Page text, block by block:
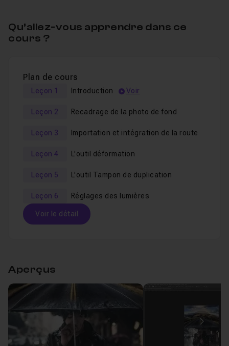
permettra de valider les connaissances théoriques
répondre à vos éventuelles questions sur ce cours.
Bon tuto !
Qu’allez-vous apprendre dans ce
cours ?
Plan de cours
Leçon 1 Introduction Voir
Leçon 2 Recadrage de la photo de fond
Leçon 3 Importation et intégration de la route
Leçon 4 L'outil déformation
Leçon 5 L'outil Tampon de duplication
Leçon 6 Réglages des lumières
Voir le détail
Recadrage de la photo de fond 06m20
Aperçus